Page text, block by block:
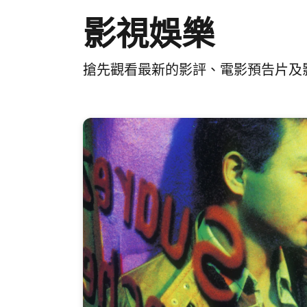
影視娛樂
搶先觀看最新的影評、電影預告片及